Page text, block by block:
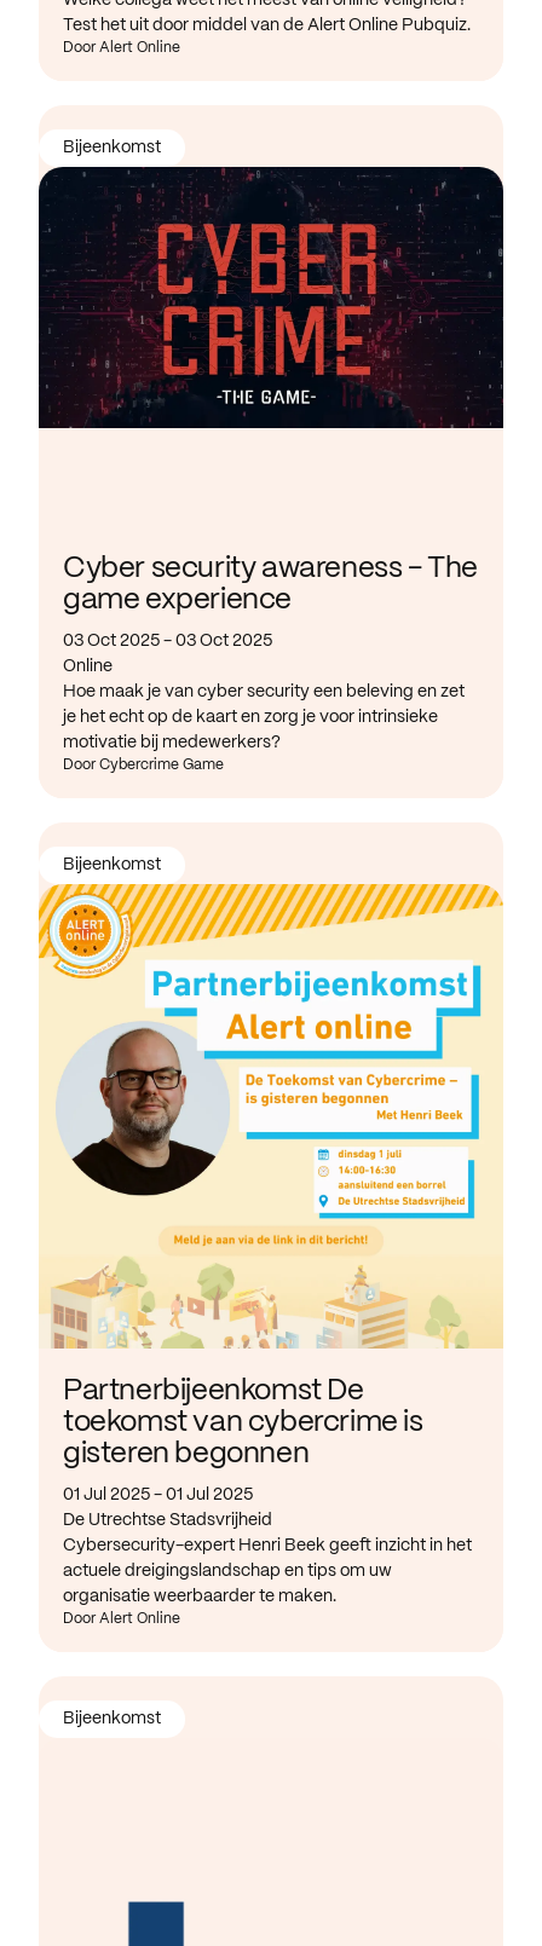
Test het uit door middel van de Alert Online Pubquiz.
Door Alert Online
Cyber security awareness - The
game experience
03 Oct 2025 - 03 Oct 2025
Online
Hoe maak je van cyber security een beleving en zet
je het echt op de kaart en zorg je voor intrinsieke
motivatie bij medewerkers?
Door Cybercrime Game
Bijeenkomst
Partnerbijeenkomst De
toekomst van cybercrime is
gisteren begonnen
01 Jul 2025 - 01 Jul 2025
De Utrechtse Stadsvrijheid
Cybersecurity-expert Henri Beek geeft inzicht in het
actuele dreigingslandschap en tips om uw
organisatie weerbaarder te maken.
Door Alert Online
Bijeenkomst
Bijeenkomst